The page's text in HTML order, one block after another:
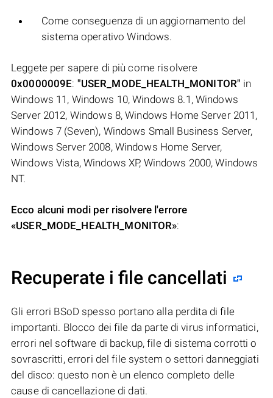
Come conseguenza di un aggiornamento del
sistema operativo Windows.
Leggete per sapere di più come risolvere
0x0000009E: "USER_MODE_HEALTH_MONITOR" in
Windows 11, Windows 10, Windows 8.1, Windows
Server 2012, Windows 8, Windows Home Server 2011,
Windows 7 (Seven), Windows Small Business Server,
Windows Server 2008, Windows Home Server,
Windows Vista, Windows XP, Windows 2000, Windows
NT.
Ecco alcuni modi per risolvere l'errore
«USER_MODE_HEALTH_MONITOR»:
Recuperate i file cancellati
Gli errori BSoD spesso portano alla perdita di file
importanti. Blocco dei file da parte di virus informatici,
errori nel software di backup, file di sistema corrotti o
sovrascritti, errori del file system o settori danneggiati
del disco: questo non è un elenco completo delle
cause di cancellazione di dati.